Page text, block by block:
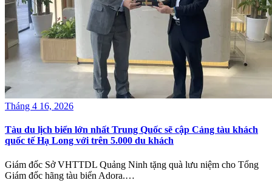
Tháng 4 16, 2026
Tàu du lịch biển lớn nhất Trung Quốc sẽ cập Cảng tàu khách
quốc tế Hạ Long với trên 5.000 du khách
Giám đốc Sở VHTTDL Quảng Ninh tặng quà lưu niệm cho Tổng
Giám đốc hãng tàu biển Adora.…